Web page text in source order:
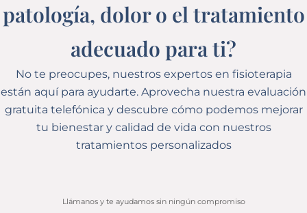
patología, dolor o el tratamiento
adecuado para ti?​
No te preocupes, nuestros expertos en fisioterapia
están aquí para ayudarte. Aprovecha nuestra evaluación
gratuita telefónica y descubre cómo podemos mejorar
tu bienestar y calidad de vida con nuestros
tratamientos personalizados
Llámanos y te ayudamos sin ningún compromiso